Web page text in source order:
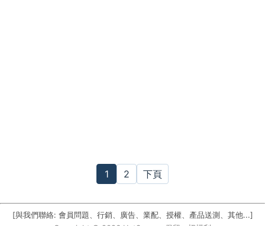
1 2 下頁
[與我們聯絡: 會員問題、行銷、廣告、業配、授權、產品送測、其他...]